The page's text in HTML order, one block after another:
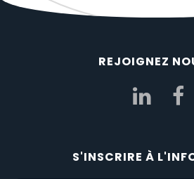
REJOIGNEZ
S'INSCRIRE À